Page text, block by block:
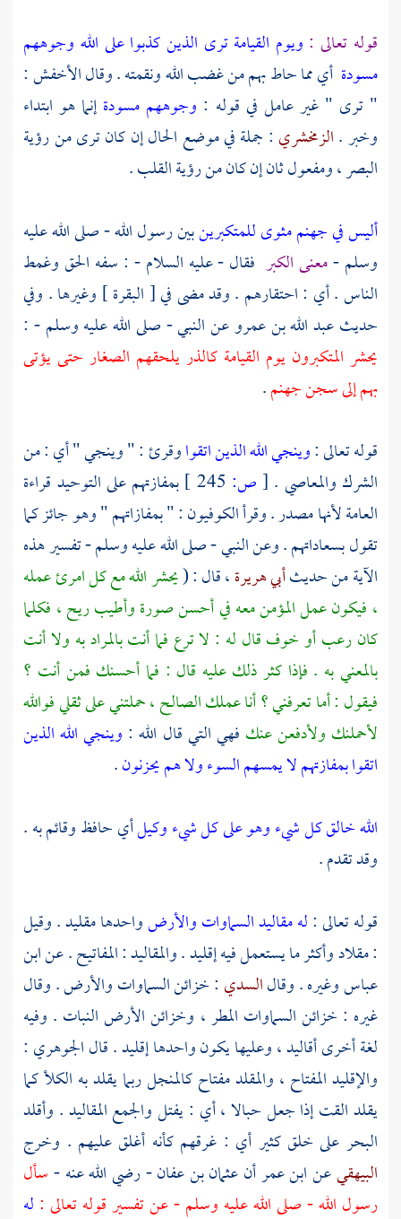
قوله تعالى : ويوم القيامة ترى الذين كذبوا على الله وجوههم
مسودة أي مما حاط بهم من غضب الله ونقمته . وقال الأخفش :
" ترى " غير عامل في قوله : وجوههم مسودةإنما هو ابتداء
وخبر .الزمخشري : جملة في موضع الحال إن كان ترى من رؤية
البصر ، ومفعول ثان إن كان من رؤية القلب .
أليس في جهنم مثوى للمتكبرينبين رسول الله - صلى الله عليه
وسلم -معنى الكبر فقال - عليه السلام - : سفه الحق وغمط
الناس . أي : احتقارهم . وقد مضى في [ البقرة ] وغيرها . وفي
حديثعبد الله بن عمروعن النبي - صلى الله عليه وسلم - :
يحشر المتكبرون يوم القيامة كالذر يلحقهم الصغار حتى يؤتى
بهم إلى سجن جهنم.
قوله تعالى :وينجي الله الذين اتقواوقرئ : " وينجي " أي : من
الشرك والمعاصي . [ص:
بمفازتهم على التوحيد قراءة
العامة لأنها مصدر . وقرأالكوفيون: " بمفازاتهم " وهو جائز كما
تقول بسعاداتهم . وعن النبي - صلى الله عليه وسلم - تفسير هذه
الآية من حديثأبي هريرة، قال : (يحشر الله مع كل امرئ عمله
، فيكون عمل المؤمن معه في أحسن صورة وأطيب ريح ، فكلما
كان رعب أو خوف قال له : لا ترع فما أنت بالمراد به ولا أنت
بالمعني به . فإذا كثر ذلك عليه قال : فما أحسنك فمن أنت ؟
فيقول : أما تعرفني ؟ أنا عملك الصالح ، حملتني على ثقلي فوالله
لأحملنك ولأدفعن عنك فهي التي قال الله : وينجي الله الذين
اتقوا بمفازتهم لا يمسهم السوء ولا هم يحزنون.
الله خالق كل شيء وهو على كل شيء وكيلأي حافظ وقائم به .
وقد تقدم .
قوله تعالى :له مقاليد السماوات والأرضواحدها مقليد . وقيل
: مقلاد وأكثر ما يستعمل فيه إقليد . والمقاليد : المفاتيح . عنابن
عباسوغيره . وقالالسدي : خزائن السماوات والأرض . وقال
غيره : خزائن السماوات المطر ، وخزائن الأرض النبات . وفيه
لغة أخرى أقاليد ، وعليها يكون واحدها إقليد . قالالجوهري :
والإقليد المفتاح ، والمقلد مفتاح كالمنجل ربما يقلد به الكلأ كما
يقلد القت إذا جعل حبالا ، أي : يفتل والجمع المقاليد . وأقلد
البحر على خلق كثير أي : غرقهم كأنه أغلق عليهم . وخرج
البيهقيعنابن عمرأنعثمان بن عفان- رضي الله عنه -سأل
رسول الله - صلى الله عليه وسلم - عن تفسير قوله تعالى : له